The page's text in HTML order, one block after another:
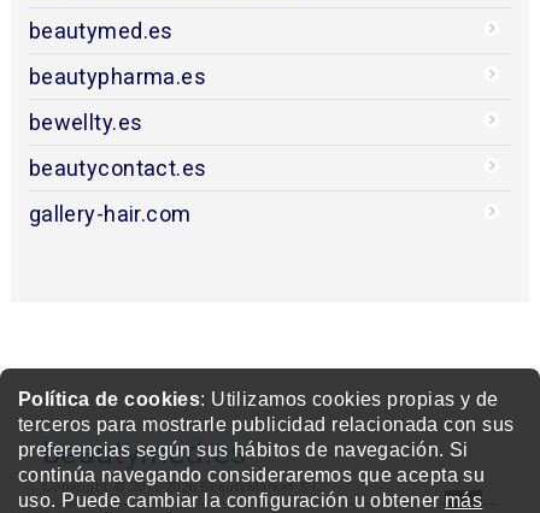
Política de cookies: Utilizamos cookies propias y de
terceros para mostrarle publicidad relacionada con sus
preferencias según sus hábitos de navegación. Si
continúa navegando consideraremos que acepta su
uso. Puede cambiar la configuración u obtener más
beautymed.es
beautypharma.es
bewellty.es
beautycontact.es
gallery-hair.com
beautymed.es
Copyright © 2015-2026 BeautyMarket S.L.